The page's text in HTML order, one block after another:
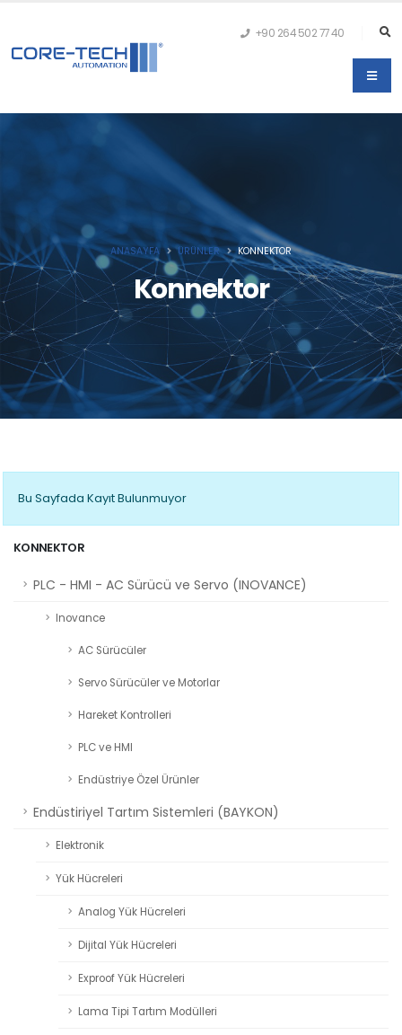
+90 264 502 77 40
Konnektor
ANASAYFA ÜRÜNLER KONNEKTOR
Bu Sayfada Kayıt Bulunmuyor
KONNEKTOR
PLC - HMI - AC Sürücü ve Servo (INOVANCE)
Inovance
AC Sürücüler
Servo Sürücüler ve Motorlar
Hareket Kontrolleri
PLC ve HMI
Endüstriye Özel Ürünler
Endüstiriyel Tartım Sistemleri (BAYKON)
Elektronik
Yük Hücreleri
Analog Yük Hücreleri
Dijital Yük Hücreleri
Exproof Yük Hücreleri
Lama Tipi Tartım Modülleri